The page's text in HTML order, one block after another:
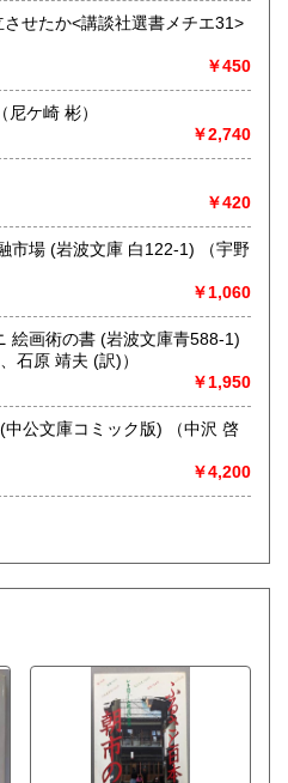
然科学、美術工芸、趣味、外
一般（その他）
せたか<講談社選書メチエ31>
￥450
縁の美学 (歌の道の詩学 2) （尼ケ崎 彬）
￥2,740
￥420
(岩波文庫 白122-1) （宇野
￥1,060
絵画術の書 (岩波文庫青588-1)
石原 靖夫 (訳)）
￥1,950
庫コミック版) （中沢 啓
￥4,200